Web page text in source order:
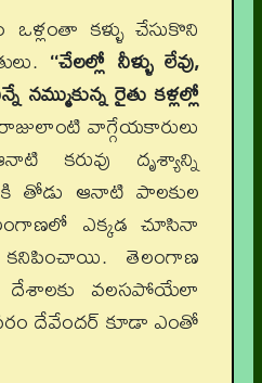
కళ్ళు చేసుకొని
‘‘చేలల్లో నీళ్ళు లేవు,
నమ్ముకున్న రైతు కళ్లల్లో
వాగ్గేయకారులు
కరువు దృశ్యాన్ని
తోడు ఆనాటి పాలకుల
ఎక్కడ చూసినా
తెలంగాణ
దేశాలకు వలసపోయేలా
దేవేందర్‌ కూడా ఎంతో